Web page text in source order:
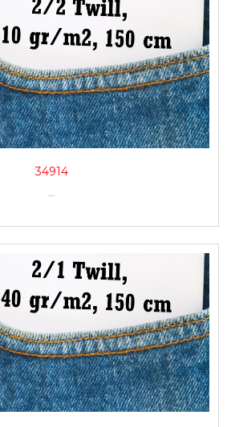
34914
...